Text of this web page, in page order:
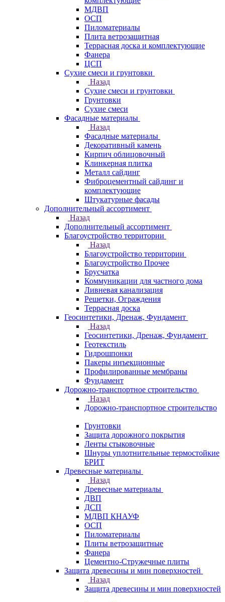
МДВП
ОСП
Пиломатериалы
Плита ветрозащитная
Террасная доска и комплектующие
Фанера
ЦСП
Сухие смеси и грунтовки
Назад
Сухие смеси и грунтовки
Грунтовки
Сухие смеси
Фасадные материалы
Назад
Фасадные материалы
Декоративный камень
Кирпич облицовочный
Клинкерная плитка
Металл сайдинг
Фиброцементный сайдинг и
комплектующие
Штукатурные фасады
Дополнительный ассортимент
Назад
Дополнительный ассортимент
Благоустройство территории
Назад
Благоустройство территории
Благоустройство Прочее
Брусчатка
Коммуникации для частного дома
Ливневая канализация
Решетки, Ограждения
Террасная доска
Геосинтетики, Дренаж, Фундамент
Назад
Геосинтетики, Дренаж, Фундамент
Геотекстиль
Гидрошпонки
Пакеры инъекционные
Профилированные мембраны
Фундамент
Дорожно-транспортное строительство
Назад
Дорожно-транспортное строительство
Грунтовки
Защита дорожного покрытия
Ленты стыковочные
Шнуры уплотнительные термостойкие
БРИТ
Древесные материалы
Назад
Древесные материалы
ДВП
ДСП
МДВП КНАУФ
ОСП
Пиломатериалы
Плиты ветрозащитные
Фанера
Цементно-Стружечные плиты
Защита древесины и мин поверхностей
Назад
Защита древесины и мин поверхностей